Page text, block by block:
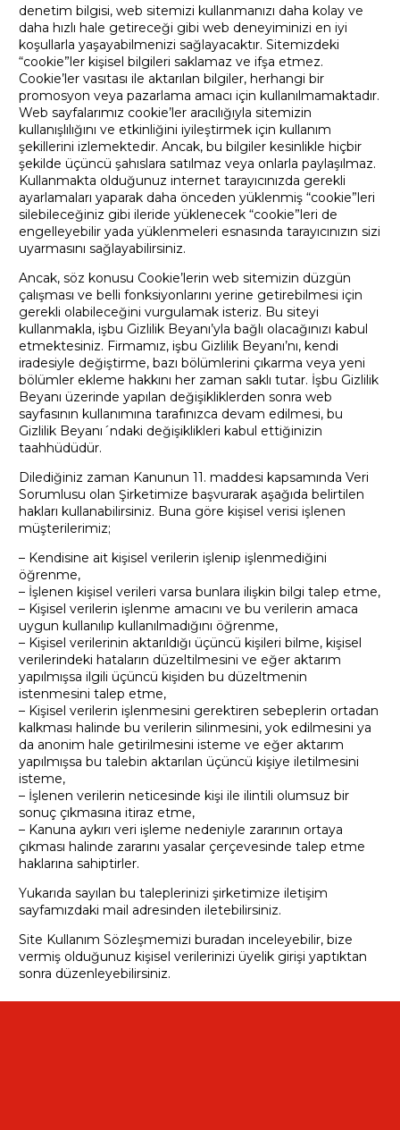
denetim bilgisi, web sitemizi kullanmanızı daha kolay ve
daha hızlı hale getireceği gibi web deneyiminizi en iyi
koşullarla yaşayabilmenizi sağlayacaktır. Sitemizdeki
“cookie”ler kişisel bilgileri saklamaz ve ifşa etmez.
Cookie’ler vasıtası ile aktarılan bilgiler, herhangi bir
promosyon veya pazarlama amacı için kullanılmamaktadır.
Web sayfalarımız cookie’ler aracılığıyla sitemizin
kullanışlılığını ve etkinliğini iyileştirmek için kullanım
şekillerini izlemektedir. Ancak, bu bilgiler kesinlikle hiçbir
şekilde üçüncü şahıslara satılmaz veya onlarla paylaşılmaz.
Kullanmakta olduğunuz internet tarayıcınızda gerekli
ayarlamaları yaparak daha önceden yüklenmiş “cookie”leri
silebileceğiniz gibi ileride yüklenecek “cookie”leri de
engelleyebilir yada yüklenmeleri esnasında tarayıcınızın sizi
uyarmasını sağlayabilirsiniz.
Ancak, söz konusu Cookie’lerin web sitemizin düzgün
çalışması ve belli fonksiyonlarını yerine getirebilmesi için
gerekli olabileceğini vurgulamak isteriz. Bu siteyi
kullanmakla, işbu Gizlilik Beyanı’yla bağlı olacağınızı kabul
etmektesiniz. Firmamız, işbu Gizlilik Beyanı’nı, kendi
iradesiyle değiştirme, bazı bölümlerini çıkarma veya yeni
bölümler ekleme hakkını her zaman saklı tutar. İşbu Gizlilik
Beyanı üzerinde yapılan değişikliklerden sonra web
sayfasının kullanımına tarafınızca devam edilmesi, bu
Gizlilik Beyanı´ndaki değişiklikleri kabul ettiğinizin
taahhüdüdür.
Dilediğiniz zaman Kanunun 11. maddesi kapsamında Veri
Sorumlusu olan Şirketimize başvurarak aşağıda belirtilen
hakları kullanabilirsiniz. Buna göre kişisel verisi işlenen
müşterilerimiz;
– Kendisine ait kişisel verilerin işlenip işlenmediğini
öğrenme,
– İşlenen kişisel verileri varsa bunlara ilişkin bilgi talep etme,
– Kişisel verilerin işlenme amacını ve bu verilerin amaca
uygun kullanılıp kullanılmadığını öğrenme,
– Kişisel verilerinin aktarıldığı üçüncü kişileri bilme, kişisel
verilerindeki hataların düzeltilmesini ve eğer aktarım
yapılmışsa ilgili üçüncü kişiden bu düzeltmenin
istenmesini talep etme,
– Kişisel verilerin işlenmesini gerektiren sebeplerin ortadan
kalkması halinde bu verilerin silinmesini, yok edilmesini ya
da anonim hale getirilmesini isteme ve eğer aktarım
yapılmışsa bu talebin aktarılan üçüncü kişiye iletilmesini
isteme,
– İşlenen verilerin neticesinde kişi ile ilintili olumsuz bir
sonuç çıkmasına itiraz etme,
– Kanuna aykırı veri işleme nedeniyle zararının ortaya
çıkması halinde zararını yasalar çerçevesinde talep etme
haklarına sahiptirler.
Yukarıda sayılan bu taleplerinizi şirketimize iletişim
sayfamızdaki mail adresinden iletebilirsiniz.
Site Kullanım Sözleşmemizi buradan inceleyebilir, bize
vermiş olduğunuz kişisel verilerinizi üyelik girişi yaptıktan
sonra düzenleyebilirsiniz.